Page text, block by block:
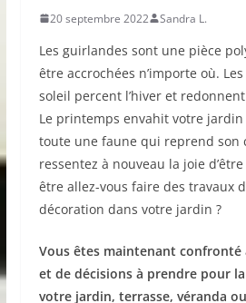
20 septembre 2022 Sandra L.
Les guirlandes sont une pièce
être accrochées n’importe où.
soleil percent l’hiver et
Le printemps envahit votre
toute une faune qui reprend son
ressentez à nouveau la joie
être allez-vous faire des travaux
décoration dans votre jardin ?
Vous êtes maintenant confronté
et de décisions à prendre pour
votre jardin, terrasse, véranda